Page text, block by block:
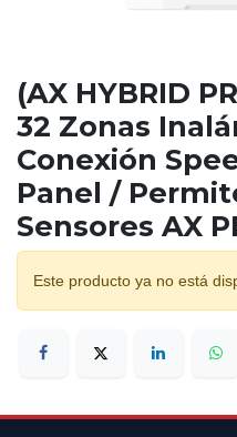
(AX HYBRID
32 Zonas
Conexión
Panel /
Sensores AX
Este producto ya no está